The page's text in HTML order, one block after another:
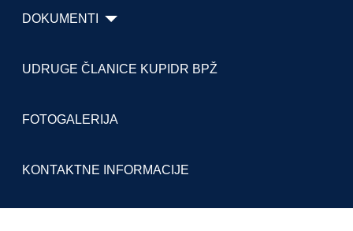
DOKUMENTI
UDRUGE ČLANICE KUPIDR BPŽ
FOTOGALERIJA
KONTAKTNE INFORMACIJE